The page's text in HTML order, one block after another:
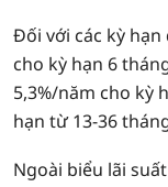
Đối với các kỳ
cho kỳ hạn 6
5,3%/năm cho kỳ
hạn từ 13-36
Ngoài biểu lãi